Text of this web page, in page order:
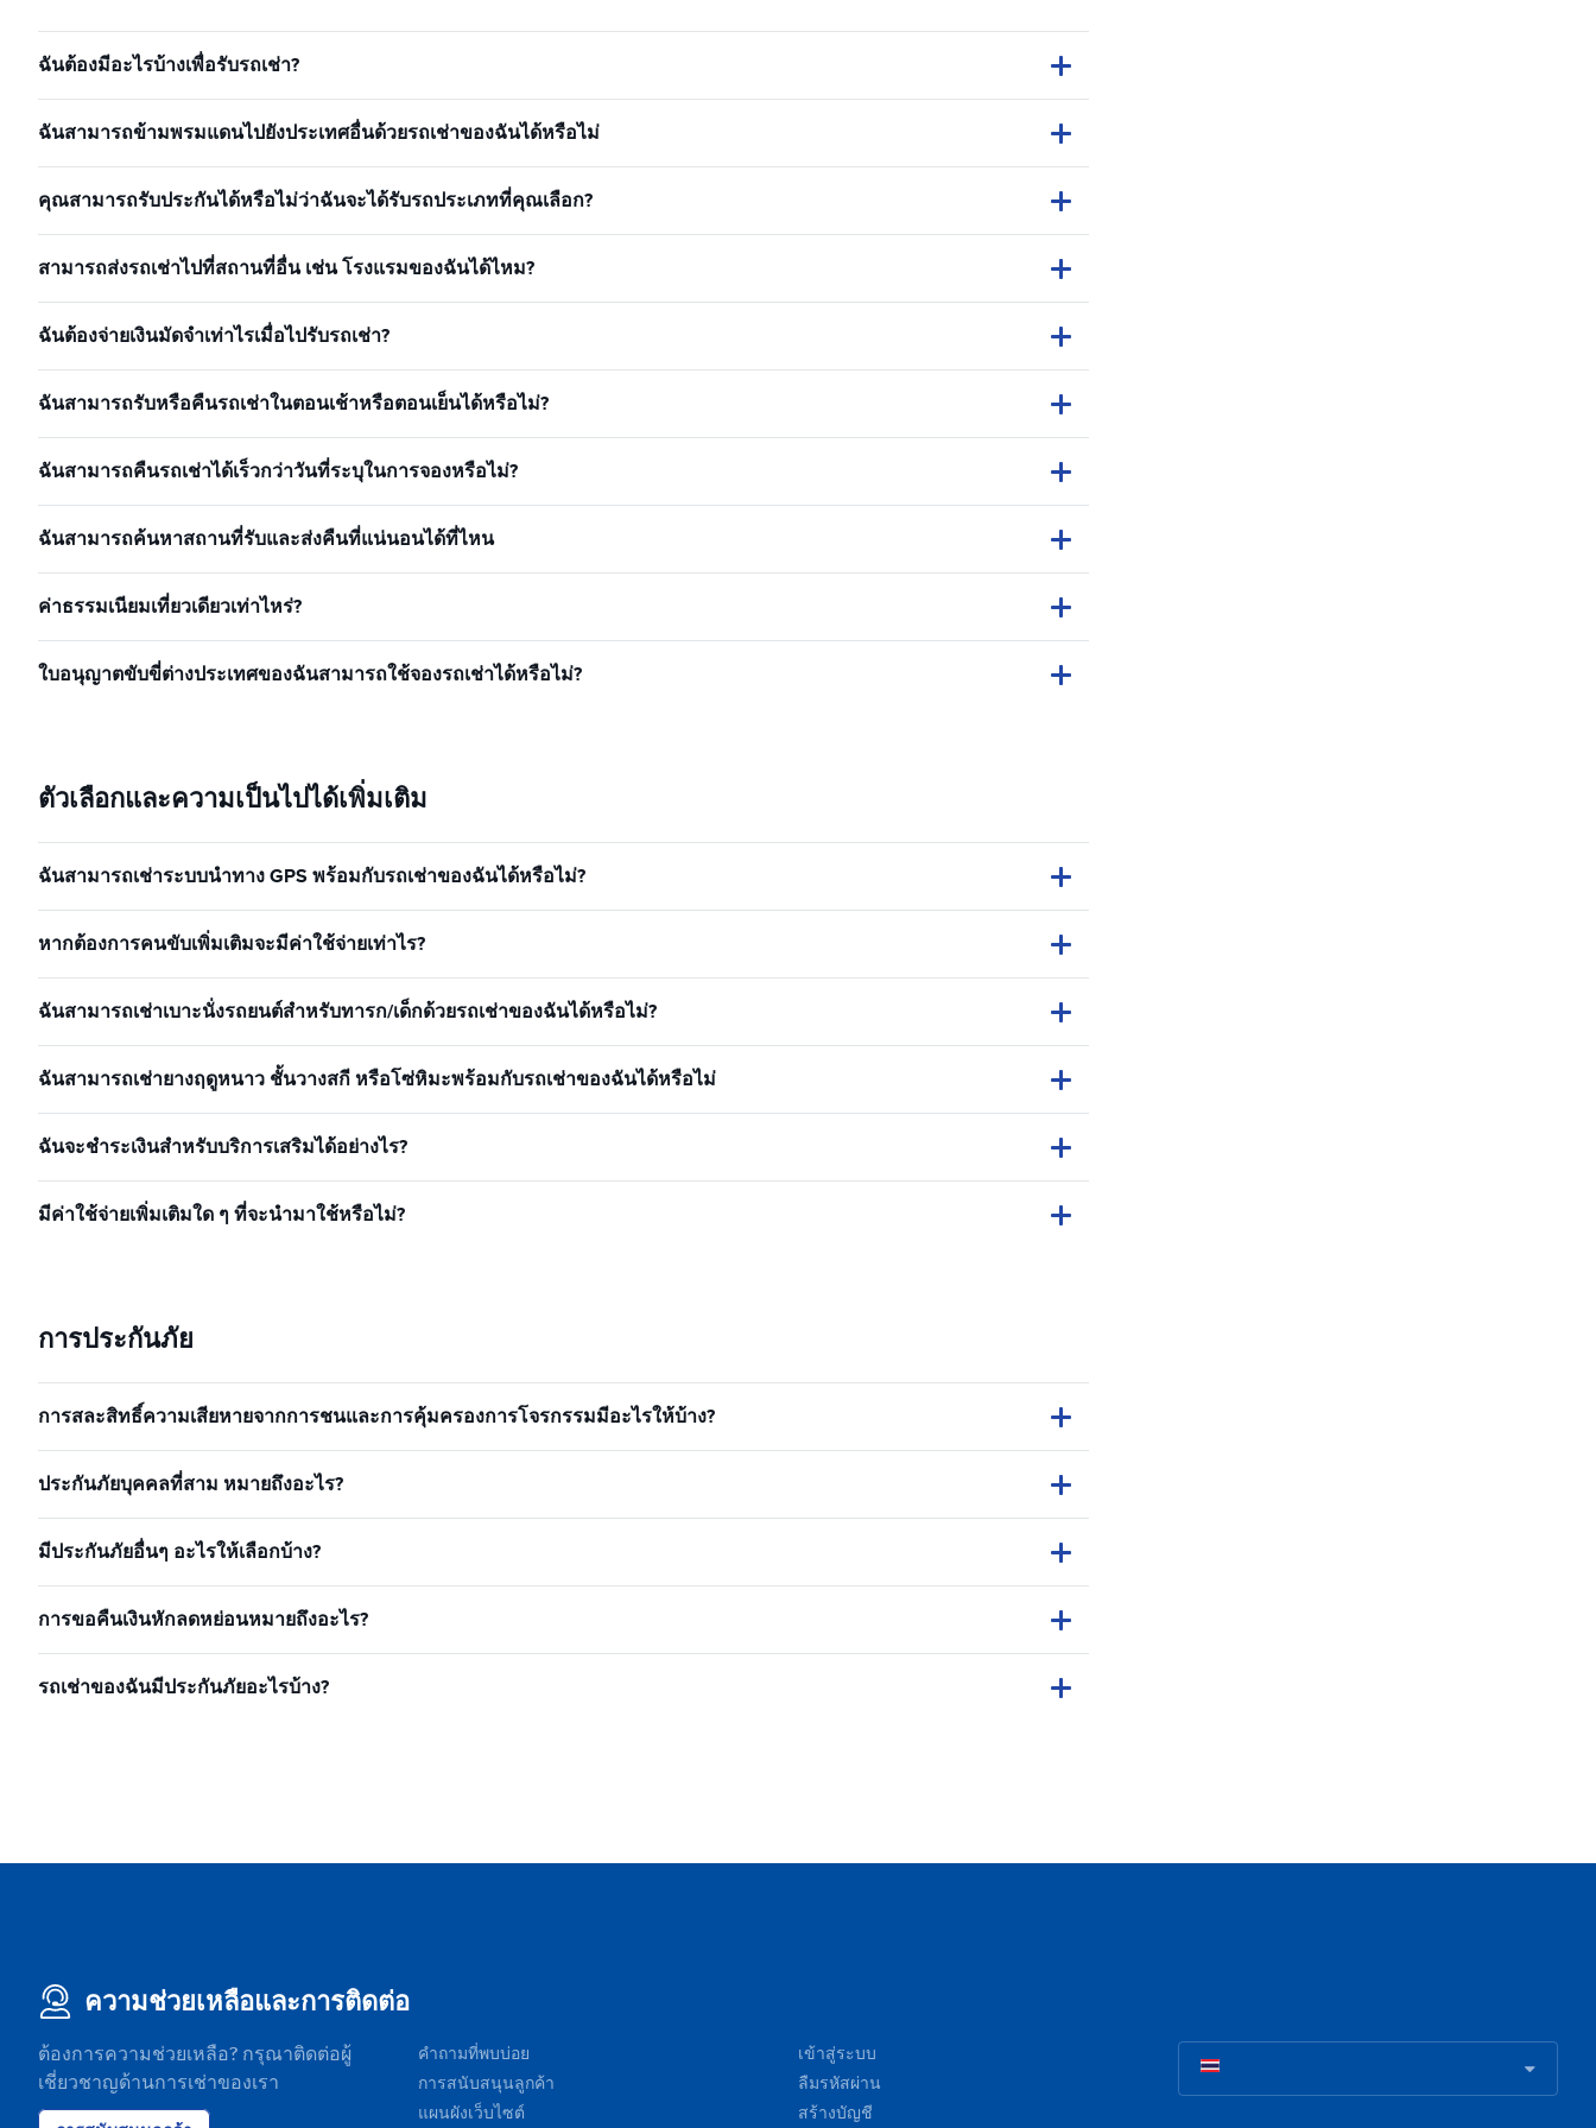
ฉันต้องมีอะไรบ้างเพื่อรับรถเช่า?
ฉันสามารถข้ามพรมแดนไปยังประเทศอื่นด้วยรถเช่าของฉันได้หรือไม่
คุณสามารถรับประกันได้หรือไม่ว่าฉันจะได้รับรถประเภทที่คุณเลือก?
สามารถส่งรถเช่าไปที่สถานที่อื่น เช่น โรงแรมของฉันได้ไหม?
ฉันต้องจ่ายเงินมัดจำเท่าไรเมื่อไปรับรถเช่า?
ฉันสามารถรับหรือคืนรถเช่าในตอนเช้าหรือตอนเย็นได้หรือไม่?
ฉันสามารถคืนรถเช่าได้เร็วกว่าวันที่ระบุในการจองหรือไม่?
ฉันสามารถค้นหาสถานที่รับและส่งคืนที่แน่นอนได้ที่ไหน
ค่าธรรมเนียมเที่ยวเดียวเท่าไหร่?
ใบอนุญาตขับขี่ต่างประเทศของฉันสามารถใช้จองรถเช่าได้หรือไม่?
ตัวเลือกและความเป็นไปได้เพิ่มเติม
ฉันสามารถเช่าระบบนำทาง GPS พร้อมกับรถเช่าของฉันได้หรือไม่?
หากต้องการคนขับเพิ่มเติมจะมีค่าใช้จ่ายเท่าไร?
ฉันสามารถเช่าเบาะนั่งรถยนต์สำหรับทารก/เด็กด้วยรถเช่าของฉันได้หรือไม่?
ฉันสามารถเช่ายางฤดูหนาว ชั้นวางสกี หรือโซ่หิมะพร้อมกับรถเช่าของฉันได้หรือไม่
ฉันจะชำระเงินสำหรับบริการเสริมได้อย่างไร?
มีค่าใช้จ่ายเพิ่มเติมใด ๆ ที่จะนำมาใช้หรือไม่?
การประกันภัย
การสละสิทธิ์ความเสียหายจากการชนและการคุ้มครองการโจรกรรมมีอะไรให้บ้าง?
ประกันภัยบุคคลที่สาม หมายถึงอะไร?
มีประกันภัยอื่นๆ อะไรให้เลือกบ้าง?
การขอคืนเงินหักลดหย่อนหมายถึงอะไร?
รถเช่าของฉันมีประกันภัยอะไรบ้าง?
ความช่วยเหลือและการติดต่อ
ต้องการความช่วยเหลือ? กรุณาติดต่อผู้
เชี่ยวชาญด้านการเช่าของเรา
คำถามที่พบบ่อย
การสนับสนุนลูกค้า
แผนผังเว็บไซต์
เข้าสู่ระบบ
ลืมรหัสผ่าน
สร้างบัญชี